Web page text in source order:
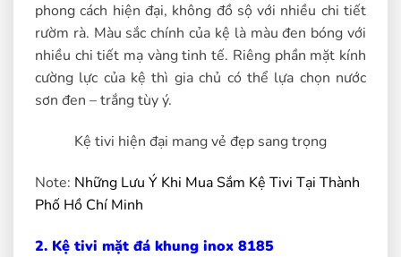
phong cách hiện đại, không đồ sộ với nhiều chi tiết
rườm rà. Màu sắc chính của kệ là màu đen bóng với
nhiều chi tiết mạ vàng tinh tế. Riêng phần mặt kính
cường lực của kệ thì gia chủ có thể lựa chọn nước
sơn đen – trắng tùy ý.
Kệ tivi hiện đại mang vẻ đẹp sang trọng
Note: Những Lưu Ý Khi Mua Sắm Kệ Tivi Tại Thành
Phố Hồ Chí Minh
2. Kệ tivi mặt đá khung inox 8185